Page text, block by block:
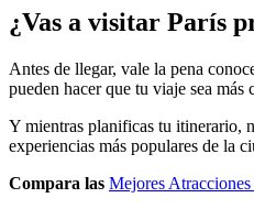
¿Vas a visitar París
Antes de llegar, vale la pena
pueden hacer que tu viaje sea más
Y mientras planificas tu itinerario,
experiencias más populares de la
Compara las Mejores Atracciones